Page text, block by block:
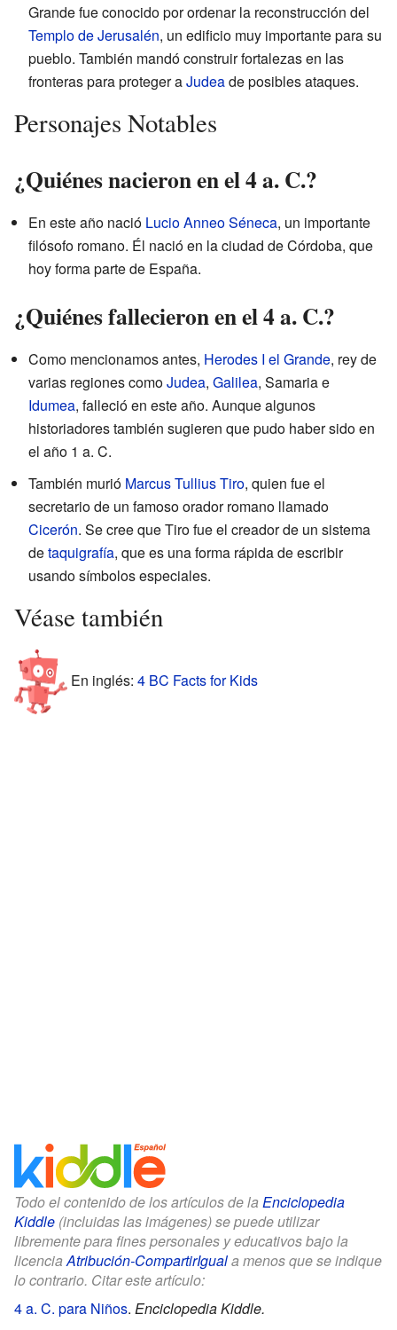
Grande fue conocido por ordenar la reconstrucción del
Templo de Jerusalén, un edificio muy importante para su
pueblo. También mandó construir fortalezas en las
fronteras para proteger aJudeade posibles ataques.
Personajes Notables
¿Quiénes nacieron en el 4 a. C.?
En este año nació Lucio Anneo Séneca, un importante
filósofo romano. Él nació en la ciudad de Córdoba, que
hoy forma parte de España.
¿Quiénes fallecieron en el 4 a. C.?
Como mencionamos antes, Herodes I el Grande, rey de
varias regiones comoJudea, Galilea, Samaria e
Idumea, falleció en este año. Aunque algunos
historiadores también sugieren que pudo haber sido en
el año 1 a. C.
También murió Marcus Tullius Tiro, quien fue el
secretario de un famoso orador romano llamado
Cicerón. Se cree que Tiro fue el creador de un sistema
detaquigrafía, que es una forma rápida de escribir
usando símbolos especiales.
Véase también
En inglés: 4 BC Facts for Kids
Todo el contenido de los artículos de la Enciclopedia
Kiddle (incluidas las imágenes) se puede utilizar
libremente para fines personales y educativos bajo la
licenciaAtribución-CompartirIguala menos que se indique
lo contrario. Citar este artículo:
4 a. C. para Niños. Enciclopedia Kiddle.